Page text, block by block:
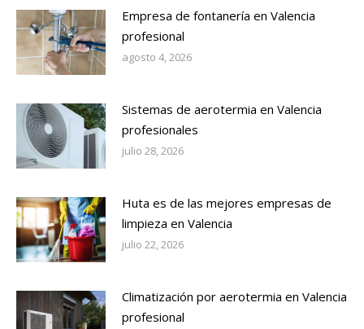
Empresa de fontanería en Valencia
profesional
agosto 4, 2026
Sistemas de aerotermia en Valencia
profesionales
julio 28, 2026
Huta es de las mejores empresas de
limpieza en Valencia
julio 22, 2026
Climatización por aerotermia en Valencia
profesional